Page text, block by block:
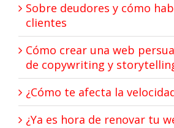
Sobre deudores y cómo
clientes
Cómo crear una web
de copywriting y
¿Cómo te afecta la
¿Ya es hora de renovar tu